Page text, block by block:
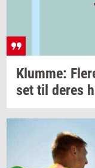
Klum­me:
set til deres